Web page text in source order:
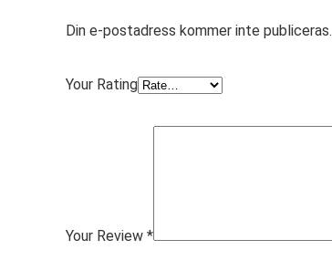
Din e-postadress kommer inte publiceras.
Your Rating
Your Review *